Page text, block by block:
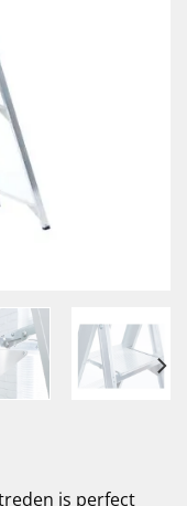
is perfect